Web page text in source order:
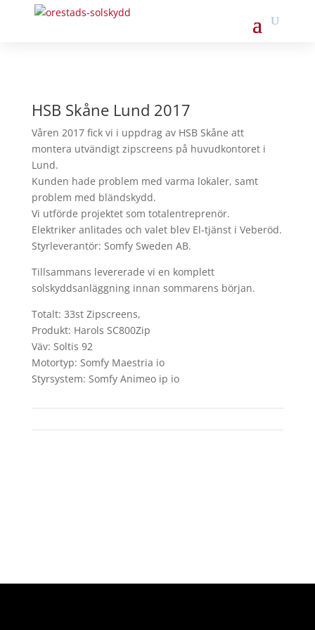
HSB Skåne Lund 2017
Våren 2017 fick vi i uppdrag av HSB Skåne att
montera utvändigt zipscreens på huvudkontoret i
Lund.
Kunden hade problem med varma lokaler, samt
problem med bländskydd.
Vi utförde projektet som totalentreprenör.
Elektriker anlitades och valet blev El-tjänst i Veberöd.
Styrleverantör: Somfy Sweden AB.
Tillsammans levererade vi en komplett
solskyddsanläggning innan sommarens början.
Totalt: 33st Zipscreens,
Produkt: Harols SC800Zip
Väv: Soltis 92
Motortyp: Somfy Maestria io
Styrsystem: Somfy Animeo ip io